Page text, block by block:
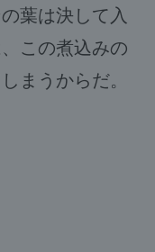
葉は決して入
この煮込みの
まうからだ。